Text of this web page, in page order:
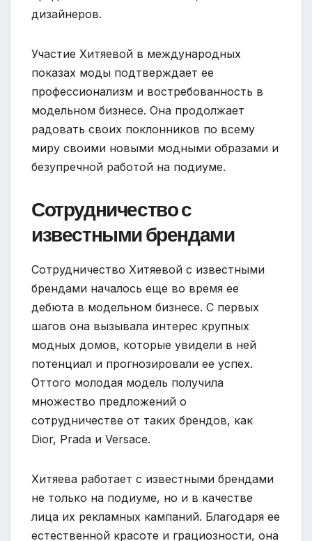
дизайнеров.
Участие Хитяевой в международных
показах моды подтверждает ее
профессионализм и востребованность в
модельном бизнесе. Она продолжает
радовать своих поклонников по всему
миру своими новыми модными образами и
безупречной работой на подиуме.
Сотрудничество с
известными брендами
Сотрудничество Хитяевой с известными
брендами началось еще во время ее
дебюта в модельном бизнесе. С первых
шагов она вызывала интерес крупных
модных домов, которые увидели в ней
потенциал и прогнозировали ее успех.
Оттого молодая модель получила
множество предложений о
сотрудничестве от таких брендов, как
Dior, Prada и Versace.
Хитяева работает с известными брендами
не только на подиуме, но и в качестве
лица их рекламных кампаний. Благодаря ее
естественной красоте и грациозности, она